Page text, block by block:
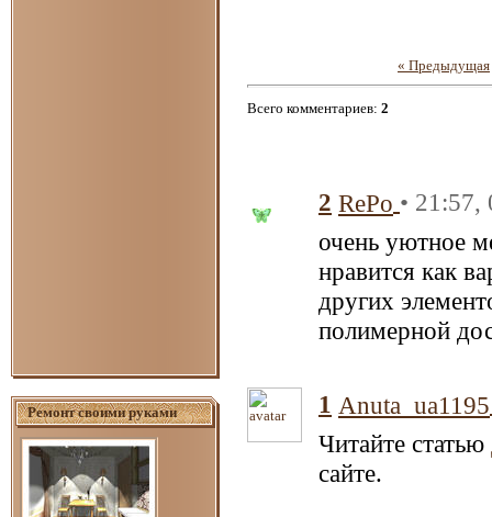
Ремонт своими руками
« Предыдущая
Всего комментариев: 2
2 RePo • 21:57,
очень уютное
нравится как
других
полимерной
1 Anuta_ua1195
Читайте статью
сайте.